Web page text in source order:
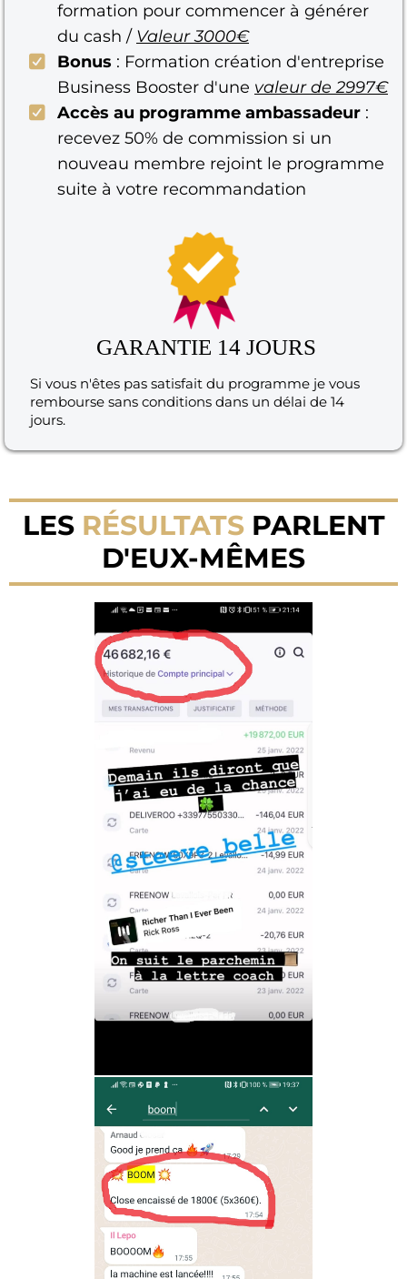
formation pour commencer à générer
du cash / Valeur 3000€
Bonus : Formation création d'entreprise
Business Booster d'une valeur de 2997€
Accès au programme ambassadeur :
recevez 50% de commission si un
nouveau membre rejoint le programme
suite à votre recommandation
GARANTIE 14 JOURS
Si vous n'êtes pas satisfait du programme je vous
rembourse sans conditions dans un délai de 14
jours.
LES RÉSULTATS PARLENT
D'EUX-MÊMES